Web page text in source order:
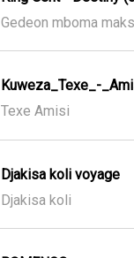
Gedeon mboma maks
Kuweza_Texe_-
Texe Amisi
Djakisa koli voyage
Djakisa koli